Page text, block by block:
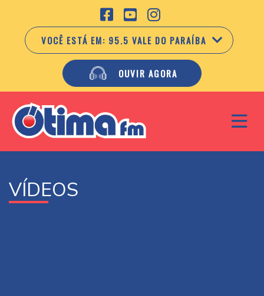
VOCÊ ESTÁ EM: 95.5 VALE DO PARAÍBA
OUVIR AGORA
VÍDEOS